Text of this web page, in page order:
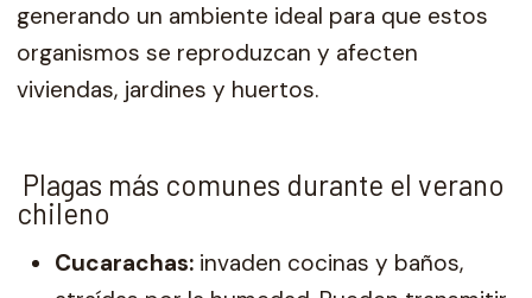
generando un ambiente ideal para que estos
organismos se reproduzcan y afecten
viviendas, jardines y huertos.
Plagas más comunes durante el verano
chileno
Cucarachas: invaden cocinas y baños,